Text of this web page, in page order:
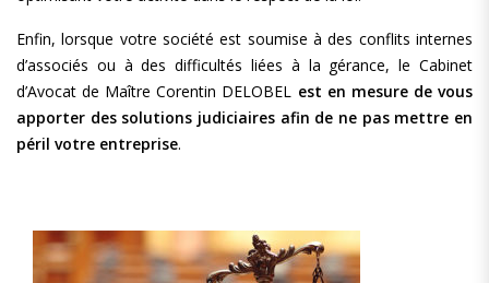
Enfin, lorsque votre société est soumise à des conflits internes
d’associés ou à des difficultés liées à la gérance, le Cabinet
d’Avocat de Maître Corentin DELOBEL est en mesure de vous
apporter des solutions judiciaires afin de ne pas mettre en
péril votre entreprise.